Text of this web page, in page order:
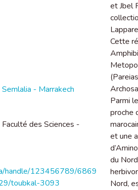
- Marrakech
des Sciences -
handle/123456789/6869
toubkal-3093
et Jbel
Cette
Parmi
proche
et une
du
Nord,